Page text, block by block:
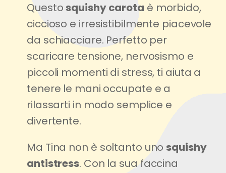
Questosquishy carota è morbido,
ciccioso e irresistibilmente piacevole
da schiacciare. Perfetto per
scaricare tensione, nervosismo e
piccoli momenti di stress, ti aiuta a
tenere le mani occupate e a
rilassarti in modo semplice e
divertente.
Ma Tina non è soltanto unosquishy
antistress. Con la sua faccina